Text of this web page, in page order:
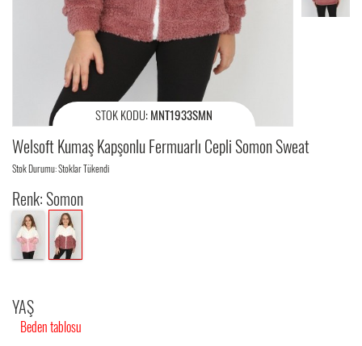
STOK KODU:MNT1933SMN
Welsoft Kumaş Kapşonlu Fermuarlı Cepli Somon Sweat
Stok Durumu: Stoklar Tükendi
Renk: Somon
YAŞ
Beden tablosu